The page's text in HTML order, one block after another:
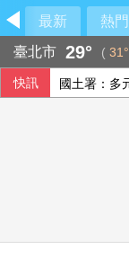
最新 熱門
臺北市 29° ( 31°
快訊 國土署：多